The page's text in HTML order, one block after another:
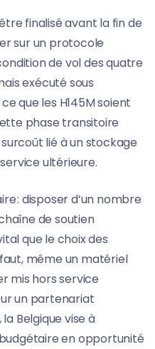
finalisé avant la fin de
sur un protocole
de vol des quatre
exécuté sous
que les H145M soient
phase transitoire
lié à un stockage
ultérieure.
: disposer d’un nombre
de soutien
que le choix des
même un matériel
mis hors service
un partenariat
Belgique vise à
en opportunité